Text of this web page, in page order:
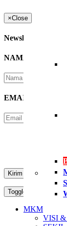
×Close
Newsletter
NAMA
EMAIL
Toggle navigation
MKM
VISI